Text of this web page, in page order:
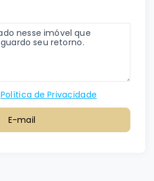
Política de Privacidade
E-mail